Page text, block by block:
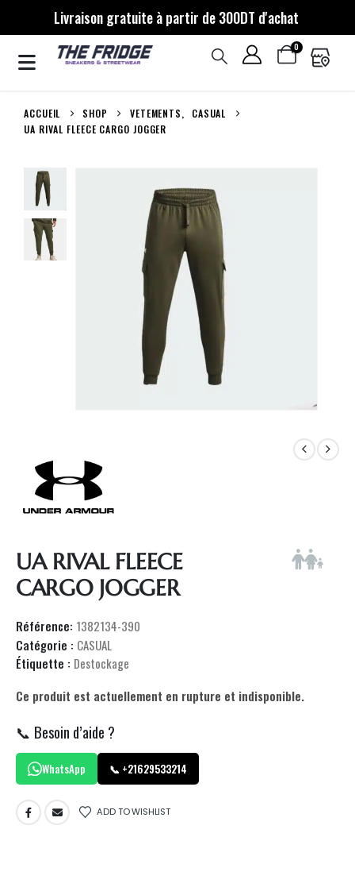
Livraison gratuite à partir de 300DT d'achat
0
ACCUEIL SHOP VETEMENTS,
CASUAL
UA RIVAL FLEECE CARGO JOGGER
UA RIVAL FLEECE
CARGO JOGGER
Référence: 1382134-390
Catégorie : CASUAL
Étiquette : Destockage
Ce produit est actuellement en rupture et indisponible.
📞 Besoin d’aide ?
WhatsApp 📞 +21629533214
ADD TO WISHLIST